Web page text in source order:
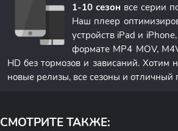
1-10 сезон все серии
Наш плеер
устройств iPad и
формате MP4 MOV,
HD без тормозов и зависаний. Хотим
новые релизы, все сезоны и отличный
СМОТРИТЕ ТАКЖЕ: